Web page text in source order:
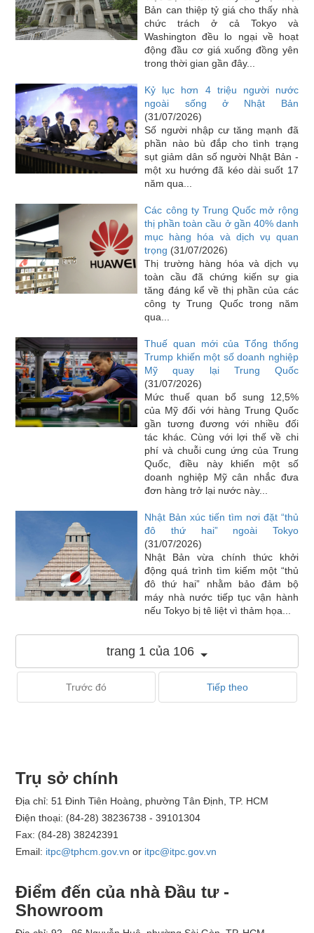
Bản can thiệp tỷ giá cho thấy nhà
chức trách ở cả Tokyo và
Washington đều lo ngại về hoạt
động đầu cơ giá xuống đồng yên
trong thời gian gần đây...
Kỷ lục hơn 4 triệu người nước
ngoài sống ở Nhật Bản
(31/07/2026)
Số người nhập cư tăng mạnh đã
phần nào bù đắp cho tình trạng
sụt giảm dân số người Nhật Bản -
một xu hướng đã kéo dài suốt 17
năm qua...
Các công ty Trung Quốc mở rộng
thị phần toàn cầu ở gần 40% danh
mục hàng hóa và dịch vụ quan
trọng (31/07/2026)
Thị trường hàng hóa và dịch vụ
toàn cầu đã chứng kiến sự gia
tăng đáng kể về thị phần của các
công ty Trung Quốc trong năm
qua...
Thuế quan mới của Tổng thống
Trump khiến một số doanh nghiệp
Mỹ quay lại Trung Quốc
(31/07/2026)
Mức thuế quan bổ sung 12,5%
của Mỹ đối với hàng Trung Quốc
gần tương đương với nhiều đối
tác khác. Cùng với lợi thế về chi
phí và chuỗi cung ứng của Trung
Quốc, điều này khiến một số
doanh nghiệp Mỹ cân nhắc đưa
đơn hàng trở lại nước này...
Nhật Bản xúc tiến tìm nơi đặt “thủ
đô thứ hai” ngoài Tokyo
(31/07/2026)
Nhật Bản vừa chính thức khởi
động quá trình tìm kiếm một “thủ
đô thứ hai” nhằm bảo đảm bộ
máy nhà nước tiếp tục vận hành
nếu Tokyo bị tê liệt vì thảm họa...
trang 1 của 106
Trước đó Tiếp theo
Trụ sở chính
Địa chỉ: 51 Đinh Tiên Hoàng, phường Tân Định, TP. HCM
Điện thoại: (84-28) 38236738 - 39101304
Fax: (84-28) 38242391
Email: itpc@tphcm.gov.vn or itpc@itpc.gov.vn
Điểm đến của nhà Đầu tư -
Showroom